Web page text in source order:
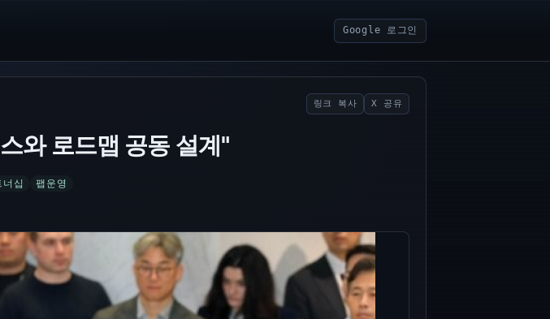
Google 로그인
링크 복사 X 공유
와 로드맵 공동 설계"
너십 팹운영